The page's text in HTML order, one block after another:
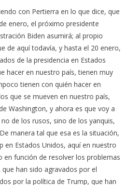
con Pertierra en lo que dice, que
enero, el próximo presidente
Biden asumirá; al propio
de aquí todavía, y hasta el 20 enero,
de la presidencia en Estados
hacer en nuestro país, tienen muy
tienen con quién hacer en
que se mueven en nuestro país,
Washington, y ahora es que voy a
de los rusos, sino de los yanquis,
manera tal que esa es la situación,
en Estados Unidos, aquí en nuestro
en función de resolver los problemas
han sido agravados por el
por la política de Trump, que han